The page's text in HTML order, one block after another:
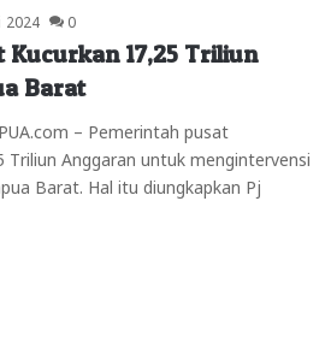
2024 0
Kucurkan 17,25 Triliun
Barat
– Pemerintah pusat
Triliun Anggaran untuk mengintervensi
Barat. Hal itu diungkapkan Pj